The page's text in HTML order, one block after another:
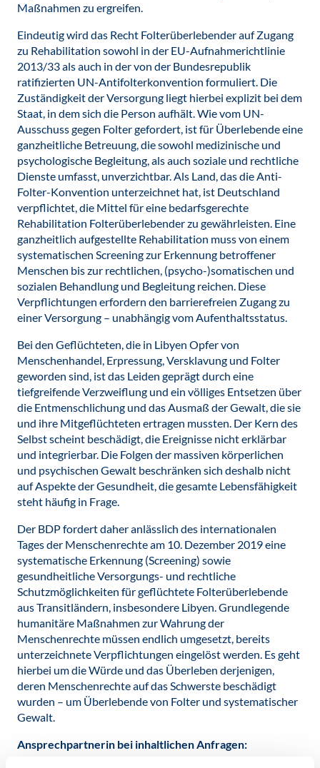
Maßnahmen zu ergreifen.
Eindeutig wird das Recht Folterüberlebender auf Zugang
zu Rehabilitation sowohl in der EU-Aufnahmerichtlinie
2013/33 als auch in der von der Bundesrepublik
ratifizierten UN-Antifolterkonvention formuliert. Die
Zuständigkeit der Versorgung liegt hierbei explizit bei dem
Staat, in dem sich die Person aufhält. Wie vom UN-
Ausschuss gegen Folter gefordert, ist für Überlebende eine
ganzheitliche Betreuung, die sowohl medizinische und
psychologische Begleitung, als auch soziale und rechtliche
Dienste umfasst, unverzichtbar. Als Land, das die Anti-
Folter-Konvention unterzeichnet hat, ist Deutschland
verpflichtet, die Mittel für eine bedarfsgerechte
Rehabilitation Folterüberlebender zu gewährleisten. Eine
ganzheitlich aufgestellte Rehabilitation muss von einem
systematischen Screening zur Erkennung betroffener
Menschen bis zur rechtlichen, (psycho-)somatischen und
sozialen Behandlung und Begleitung reichen. Diese
Verpflichtungen erfordern den barrierefreien Zugang zu
einer Versorgung – unabhängig vom Aufenthaltsstatus.
Bei den Geflüchteten, die in Libyen Opfer von
Menschenhandel, Erpressung, Versklavung und Folter
geworden sind, ist das Leiden geprägt durch eine
tiefgreifende Verzweiflung und ein völliges Entsetzen über
die Entmenschlichung und das Ausmaß der Gewalt, die sie
und ihre Mitgeflüchteten ertragen mussten. Der Kern des
Selbst scheint beschädigt, die Ereignisse nicht erklärbar
und integrierbar. Die Folgen der massiven körperlichen
und psychischen Gewalt beschränken sich deshalb nicht
auf Aspekte der Gesundheit, die gesamte Lebensfähigkeit
steht häufig in Frage.
Der BDP fordert daher anlässlich des internationalen
Tages der Menschenrechte am 10. Dezember 2019 eine
systematische Erkennung (Screening) sowie
gesundheitliche Versorgungs- und rechtliche
Schutzmöglichkeiten für geflüchtete Folterüberlebende
aus Transitländern, insbesondere Libyen. Grundlegende
humanitäre Maßnahmen zur Wahrung der
Menschenrechte müssen endlich umgesetzt, bereits
unterzeichnete Verpflichtungen eingelöst werden. Es geht
hierbei um die Würde und das Überleben derjenigen,
deren Menschenrechte auf das Schwerste beschädigt
wurden – um Überlebende von Folter und systematischer
Gewalt.
Ansprechpartnerin bei inhaltlichen Anfragen: